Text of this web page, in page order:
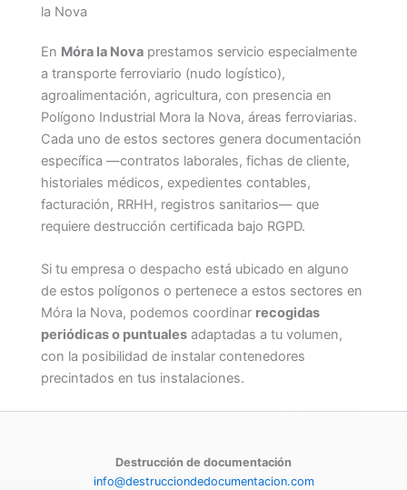
la Nova
En Móra la Nova prestamos servicio especialmente
a transporte ferroviario (nudo logístico),
agroalimentación, agricultura, con presencia en
Polígono Industrial Mora la Nova, áreas ferroviarias.
Cada uno de estos sectores genera documentación
específica —contratos laborales, fichas de cliente,
historiales médicos, expedientes contables,
facturación, RRHH, registros sanitarios— que
requiere destrucción certificada bajo RGPD.
Si tu empresa o despacho está ubicado en alguno
de estos polígonos o pertenece a estos sectores en
Móra la Nova, podemos coordinar recogidas
periódicas o puntuales adaptadas a tu volumen,
con la posibilidad de instalar contenedores
precintados en tus instalaciones.
Destrucción de documentación
info@destrucciondedocumentacion.com